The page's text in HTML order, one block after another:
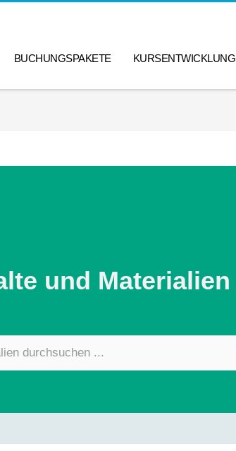
BUCHUNGSPAKETE KURSENTWICKLUNG
und Materialien